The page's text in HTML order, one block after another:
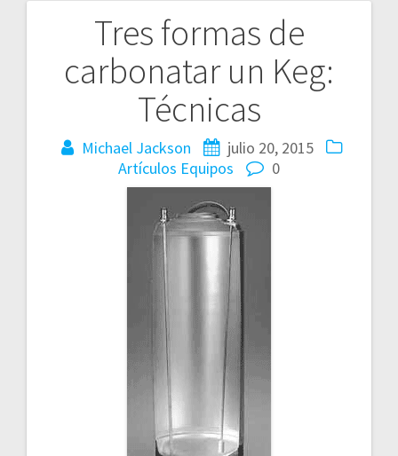
Tres formas de
carbonatar un Keg:
Técnicas
Michael Jackson
julio 20, 2015
Artículos Equipos 0
Navegación
entradas